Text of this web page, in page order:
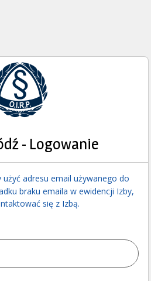
- Logowanie
adresu email używanego do
braku emaila w ewidencji Izby,
się z Izbą.